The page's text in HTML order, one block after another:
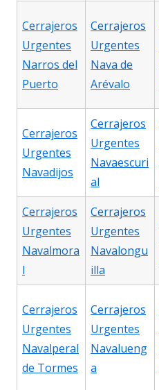
Cerrajeros
Urgentes
Narros del
Puerto
Cerrajeros
Urgentes
Nava de
Arévalo
Cerrajeros
Urgentes
Navadijos
Cerrajeros
Urgentes
Navaescuri
al
Cerrajeros
Urgentes
Navalmora
l
Cerrajeros
Urgentes
Navalongu
illa
Cerrajeros
Urgentes
Navalperal
de Tormes
Cerrajeros
Urgentes
Navalueng
a